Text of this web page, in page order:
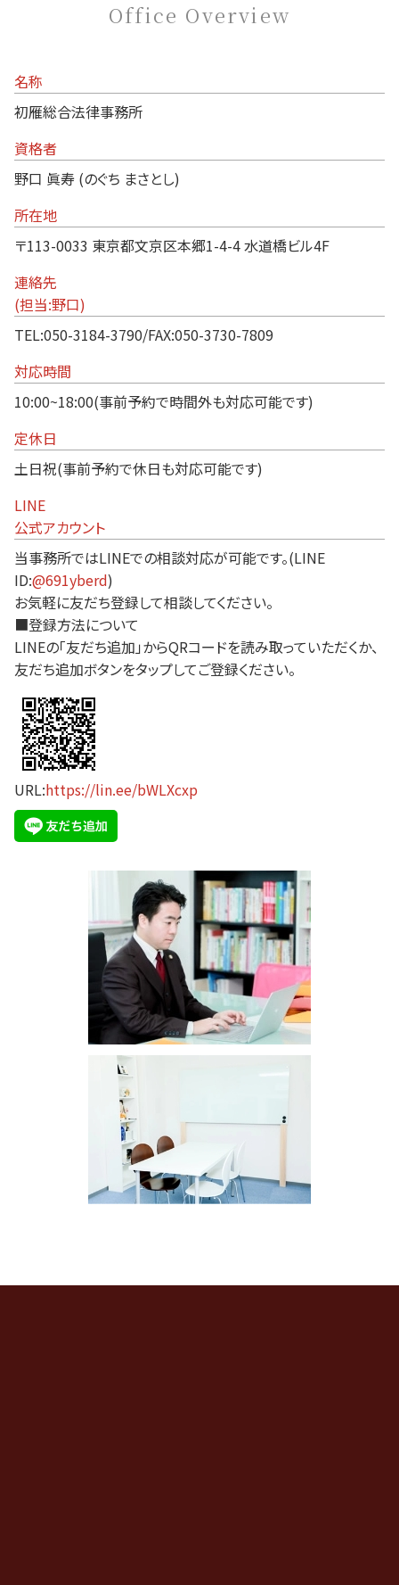
Office Overview
名称
初雁総合法律事務所
資格者
野口 眞寿 (のぐち まさとし)
所在地
〒113-0033 東京都文京区本郷1-4-4 水道橋ビル4F
連絡先
(担当:野口)
TEL:050-3184-3790/FAX:050-3730-7809
対応時間
10:00~18:00(事前予約で時間外も対応可能です)
定休日
土日祝(事前予約で休日も対応可能です)
LINE
公式アカウント
当事務所ではLINEでの相談対応が可能です。(LINE
ID:@691yberd)
お気軽に友だち登録して相談してください。
■登録方法について
LINEの「友だち追加」からQRコードを読み取っていただくか、
友だち追加ボタンをタップしてご登録ください。
URL:https://lin.ee/bWLXcxp